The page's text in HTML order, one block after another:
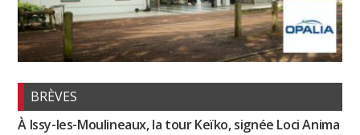
BRÈVES
À Issy-les-Moulineaux, la tour Keïko, signée Loci Anima